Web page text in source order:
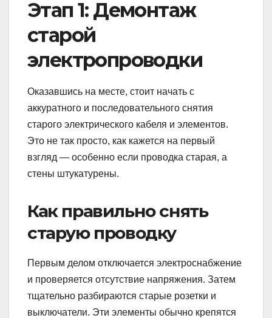
Этап 1: Демонтаж
старой
электропроводки
Оказавшись на месте, стоит начать с
аккуратного и последовательного снятия
старого электрического кабеля и элементов.
Это не так просто, как кажется на первый
взгляд — особенно если проводка старая, а
стены штукатурены.
Как правильно снять
старую проводку
Первым делом отключается электроснабжение
и проверяется отсутствие напряжения. Затем
тщательно разбираются старые розетки и
выключатели. Эти элементы обычно крепятся